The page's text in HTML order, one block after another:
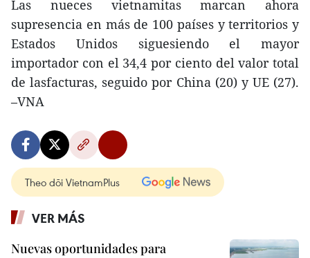
Las nueces vietnamitas marcan ahora
supresencia en más de 100 países y territorios y
Estados Unidos siguesiendo el mayor
importador con el 34,4 por ciento del valor total
de lasfacturas, seguido por China (20) y UE (27).
–VNA
Theo dõi VietnamPlus
VER MÁS
Nuevas oportunidades para